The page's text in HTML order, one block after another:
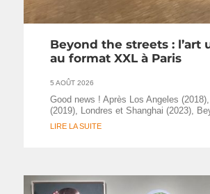
Beyond the streets : l’art
au format XXL à Paris
5 AOÛT 2026
Good news ! Après Los Angeles
(2019), Londres et Shanghai (2023),
LIRE LA SUITE